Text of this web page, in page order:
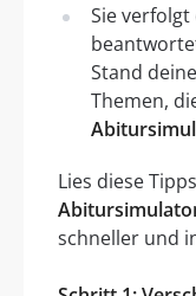
Sie
Stand
Themen,
Lies diese
schneller und